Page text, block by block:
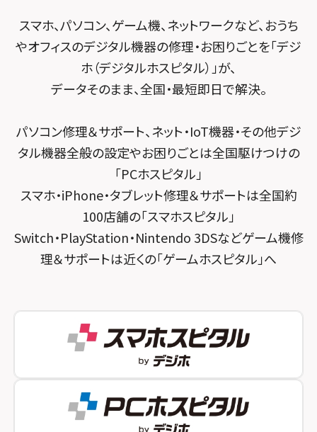
スマホスピタル テルル宮野木
スマホスピタル千葉
スマホスピタル 大森
スマホスピタル練馬
スマホスピタル 神田
スマホスピタル三軒茶屋
スマホスピタル秋葉原
スマホスピタル 自由が丘
スマホスピタルオリナス錦糸町
スマホスピタル テルル成増
スマホスピタル池袋
スマホスピタル堺
スマホスピタル 堺出張所
スマホスピタル京都河原町
スマホスピタル宇治槙島
スマホスピタル烏丸
スマホスピタル 京都宇治
スマホスピタル 福知山
スマホスピタル神戸三宮
スマホスピタル by デジホ 姫路キャスパ
スマホスピタル伊丹
スマホスピタル奈良生駒
スマホスピタル和歌山
スマホ、パソコン、ゲーム機、ネットワークなど、おうち
やオフィスのデジタル機器の修理・お困りごとを「デジ
ホ（デジタルホスピタル）」が、
データそのまま、全国・最短即日で解決。
パソコン修理＆サポート、ネット・IoT機器・その他デジ
タル機器全般の設定やお困りごとは全国駆けつけの
「PCホスピタル」
スマホ・iPhone・タブレット修理＆サポートは全国約
100店舗の「スマホスピタル」
Switch・PlayStation・Nintendo 3DSなどゲーム機修
理＆サポートは近くの「ゲームホスピタル」へ